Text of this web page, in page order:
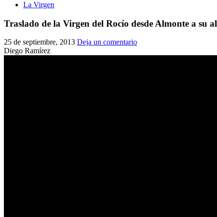
La Virgen
Traslado de la Virgen del Rocío desde Almonte a su
25 de septiembre, 2013 Deja un comentario
Diego Ramírez